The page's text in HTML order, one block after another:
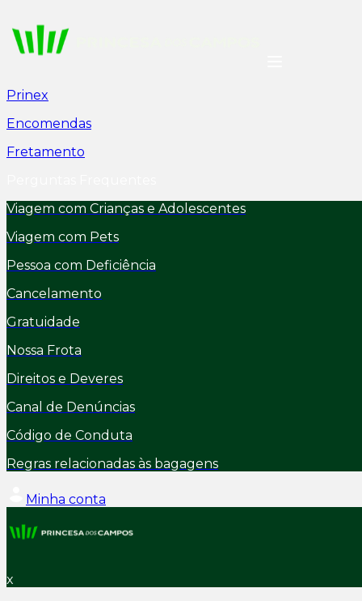
Prinex
Encomendas
Fretamento
Viagem com Crianças e Adolescentes
Viagem com Pets
Pessoa com Deficiência
Cancelamento
Gratuidade
Nossa Frota
Direitos e Deveres
Canal de Denúncias
Código de Conduta
Regras relacionadas às bagagens
Minha conta
x